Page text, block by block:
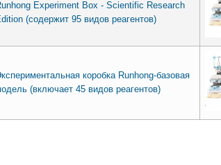
Experiment Box - Scientific Research
(содержит 95 видов реагентов)
коробка Runhong-базовая
(включает 45 видов реагентов)